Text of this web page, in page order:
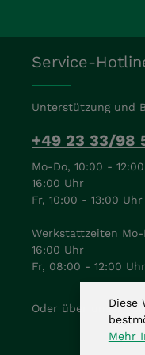
Service-
Unterstützung und
+49 23 33/98
Mo-Do, 10:00 -
16:00 Uhr
Fr, 10:00 - 13:00 Uhr
Werkstattzeiten
16:00 Uhr
Fr, 08:00 - 12:00 Uhr
Oder über unserDiese
Mehr